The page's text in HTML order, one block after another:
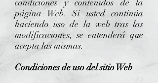
condiciones y contenidos de la
página Web. Si usted continúa
haciendo uso de la web tras las
modificaciones, se entenderá que
acepta las mismas.
Condiciones de uso del sitio Web